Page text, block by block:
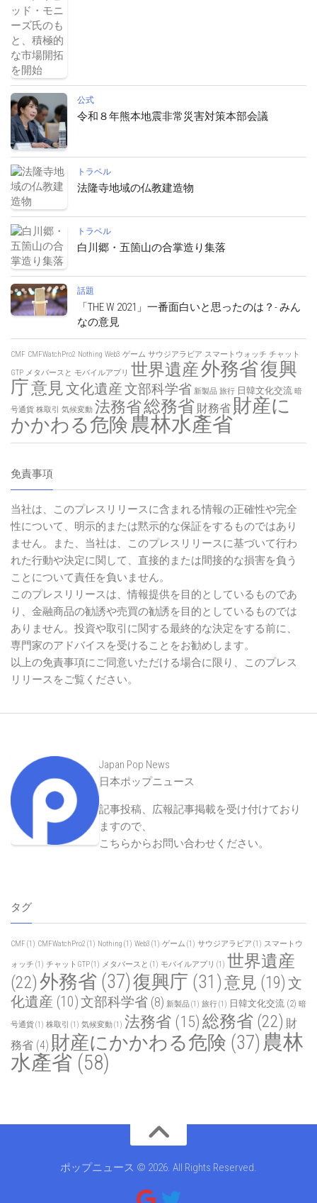
公式
令和８年熊本地震非常災害対策本部会議
トラベル
法隆寺地域の仏教建造物
トラベル
白川郷・五箇山の合掌造り集落
話題
「THE W 2021」一番面白いと思ったのは？- みん
なの意見
CMF CMFWatchPro2 Nothing Web3 ゲーム サウジアラビア スマートウォッチ チャット
GTP メタバースと モバイルアプリ 世界遺産外務省復興
庁意見文化遺産文部科学省 新製品 旅行 日韓文化交流 暗
号通貨 株取引 気候変動 法務省総務省 財務省 財産に
かかわる危険農林水產省
免責事項
当社は、このプレスリリースに含まれる情報の正確性や完全
性について、明示的または黙示的な保証をするものではあり
ません。また、当社は、このプレスリリースに基づいて行わ
れた行動や決定に関して、直接的または間接的な損害を負う
ことについて責任を負いません。
このプレスリリースは、情報提供を目的としているものであ
り、金融商品の勧誘や売買の勧誘を目的としているものでは
ありません。投資や取引に関する最終的な決定をする前に、
専門家のアドバイスを受けることをお勧めします。
以上の免責事項にご同意いただける場合に限り、このプレス
リリースをご覧ください。
Japan Pop News
日本ポップニュース
記事投稿、広報記事掲載を受け付けており
ますので、
こちらからお問い合わせください。
タグ
CMF (1) CMFWatchPro2 (1) Nothing (1) Web3 (1) ゲーム (1) サウジアラビア (1) スマートウ
ォッチ (1) チャットGTP(1) メタバースと (1) モバイルアプリ (1) 世界遺産
(22)外務省 (37)復興庁 (31)意見 (19) 文
化遺産 (10)文部科学省 (8) 新製品(1) 旅行(1) 日韓文化交流 (2) 暗
号通貨(1) 株取引 (1) 気候変動(1) 法務省 (15) 総務省 (22) 財
務省 (4) 財産にかかわる危険 (37) 農林
水產省 (58)
ポップニュース © 2026. All Rights Reserved.